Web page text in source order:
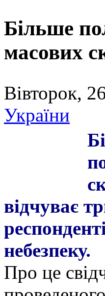
Більше
масових
Вівторок,
України
відчуває
небезпеку.
Про це